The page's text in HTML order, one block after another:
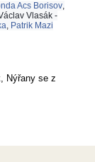
Acs Borisov,
Vlasák -
, Patrik Mazi
Nýřany se z